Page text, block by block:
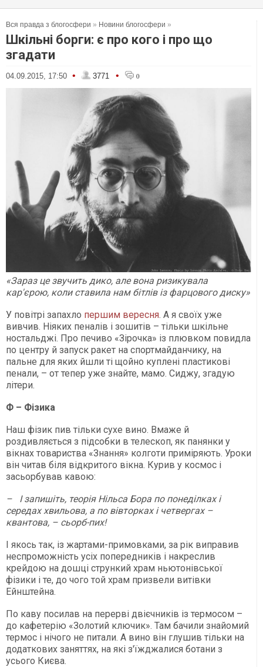
Вся правда з блогосфери » Новини блогосфери »
Шкільні борги: є про кого і про що
згадати
04.09.2015, 17:50 • 3771 • 0
«Зараз це звучить дико, але вона ризикувала
кар'єрою, коли ставила нам бітлів із фарцового диску»
У повітрі запахло першим вересня. А я своїх уже
вивчив. Ніяких пеналів і зошитів – тільки шкільне
ностальджі. Про печиво «Зірочка» із плювком повидла
по центру й запуск ракет на спортмайданчику, на
пальне для яких йшли ті щойно куплені пластикові
пенали, – от тепер уже знайте, мамо. Сиджу, згадую
літери.
Ф – Фізика
Наш фізик пив тільки сухе вино. Вмаже й
роздивляється з підсобки в телескоп, як панянки у
вікнах товариства «Знання» колготи приміряють. Уроки
він читав біля відкритого вікна. Курив у космос і
засьорбував кавою:
– І запишіть, теорія Нільса Бора по понеділках і
середах хвильова, а по вівторках і четвергах –
квантова, – сьорб-пих!
І якось так, із жартами-примовками, за рік виправив
неспроможність усіх попередників і накреслив
крейдою на дошці стрункий храм ньютонівської
фізики і те, до чого той храм призвели витівки
Ейнштейна.
По каву посилав на перерві двієчників із термосом –
до кафетерію «Золотий ключик». Там бачили знайомий
термос і нічого не питали. А вино він глушив тільки на
додаткових заняттях, на які з'їжджалися ботани з
усього Києва.